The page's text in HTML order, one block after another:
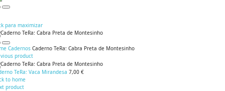
para maximizar
Cadernos Caderno TeRa: Cabra Preta de Montesinho
product
TeRa: Vaca Mirandesa 7,00 €
to home
product